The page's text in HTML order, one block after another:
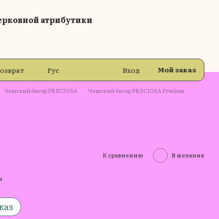
атрибутики
Рус Вход Мой заказ
Чешский бисер PRECIOSA Чешский бисер PRECIOSA Preciosa
К сравнению В желания